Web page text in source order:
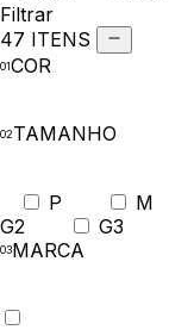
Filtrar
47 ITENS
COR
TAMANHO
P M
G2
G3
MARCA